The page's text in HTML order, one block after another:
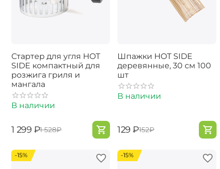
Стартер для угля HOT
SIDE компактный для
розжига гриля и
мангала
В наличии
‍1 299‍ ₽‍1 528‍₽
Шпажки HOT SIDE
деревянные, 30 см 100
шт
В наличии
‍129‍ ₽‍152‍₽
-15% -15%